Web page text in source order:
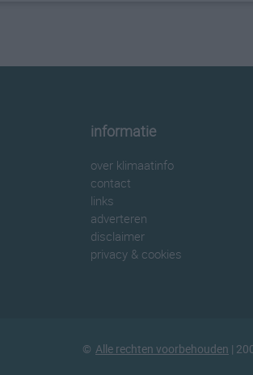
informatie
over klimaatinfo
contact
links
adverteren
disclaimer
privacy & cookies
© Alle rechten voorbehouden |